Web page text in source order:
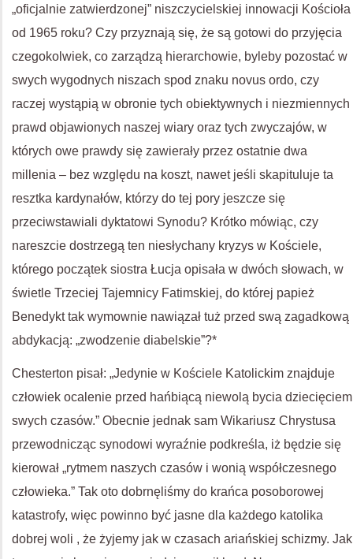
„oficjalnie zatwierdzonej” niszczycielskiej innowacji Kościoła
od 1965 roku? Czy przyznają się, że są gotowi do przyjęcia
czegokolwiek, co zarządzą hierarchowie, byleby pozostać w
swych wygodnych niszach spod znaku novus ordo, czy
raczej wystąpią w obronie tych obiektywnych i niezmiennych
prawd objawionych naszej wiary oraz tych zwyczajów, w
których owe prawdy się zawierały przez ostatnie dwa
millenia – bez względu na koszt, nawet jeśli skapituluje ta
resztka kardynałów, którzy do tej pory jeszcze się
przeciwstawiali dyktatowi Synodu? Krótko mówiąc, czy
nareszcie dostrzegą ten niesłychany kryzys w Kościele,
którego początek siostra Łucja opisała w dwóch słowach, w
świetle Trzeciej Tajemnicy Fatimskiej, do której papież
Benedykt tak wymownie nawiązał tuż przed swą zagadkową
abdykacją: „zwodzenie diabelskie”?*
Chesterton pisał: „Jedynie w Kościele Katolickim znajduje
człowiek ocalenie przed hańbiącą niewolą bycia dziecięciem
swych czasów.” Obecnie jednak sam Wikariusz Chrystusa
przewodnicząc synodowi wyraźnie podkreśla, iż będzie się
kierował „rytmem naszych czasów i wonią współczesnego
człowieka.” Tak oto dobrnęliśmy do krańca posoborowej
katastrofy, więc powinno być jasne dla każdego katolika
dobrej woli , że żyjemy jak w czasach ariańskiej schizmy. Jak